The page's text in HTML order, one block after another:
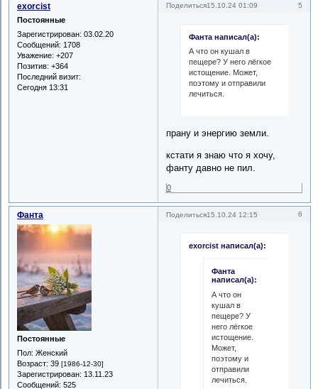
Поделиться 5
15.10.24 01:09
exorcist
Постоянные
Зарегистрирован: 03.02.20
Сообщений: 1708
Уважение: +207
Позитив: +364
Последний визит:
Сегодня 13:31
Фанта написал(а):
А что он кушал в
пещере? У него лёгкое
истощение. Может,
поэтому и отправили
лечиться.
прану и энергию земли.
кстати я знаю что я хочу,
фанту давно не пил.
0
Поделиться 6
15.10.24 12:15
Фанта
Постоянные
Пол: Женский
Возраст: 39 [1986-12-30]
Зарегистрирован: 13.11.23
Сообщений: 525
exorcist написал(а):
Фанта
написал(а):
А что он
кушал в
пещере? У
него лёгкое
истощение.
Может,
поэтому и
отправили
лечиться.